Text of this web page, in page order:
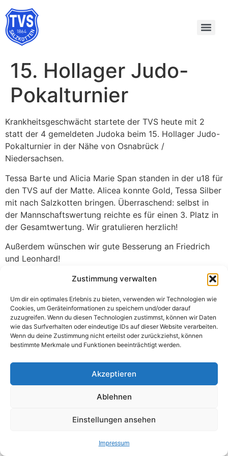
Zustimmung verwalten
Um dir ein optimales Erlebnis zu bieten, verwenden wir Technologien wie
Cookies, um Geräteinformationen zu speichern und/oder darauf
zuzugreifen. Wenn du diesen Technologien zustimmst, können wir Daten
wie das Surfverhalten oder eindeutige IDs auf dieser Website verarbeiten.
Wenn du deine Zustimmung nicht erteilst oder zurückziehst, können
bestimmte Merkmale und Funktionen beeinträchtigt werden.
Akzeptieren
Ablehnen
Einstellungen ansehen
Impressum
15. Hollager Judo-
Pokalturnier
Krankheitsgeschwächt startete der TVS heute mit 2
statt der 4 gemeldeten Judoka beim 15. Hollager Judo-
Pokalturnier in der Nähe von Osnabrück /
Niedersachsen.
Tessa Barte und Alicia Marie Span standen in der u18 für
den TVS auf der Matte. Alicea konnte Gold, Tessa Silber
mit nach Salzkotten bringen. Überraschend: selbst in
der Mannschaftswertung reichte es für einen 3. Platz in
der Gesamtwertung. Wir gratulieren herzlich!
Außerdem wünschen wir gute Besserung an Friedrich
und Leonhard!
Kontakt Satzung Jugendordnung
Impressum
Alle Rechte vorbehalten